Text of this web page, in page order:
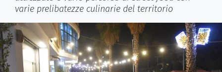
varie prelibatezze culinarie del territorio